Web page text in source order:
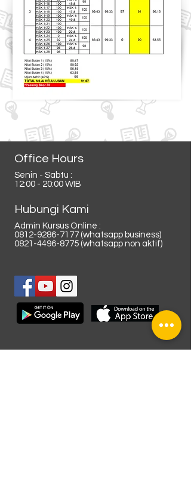
Office Hours
Senin - Sabtu :
12:00 - 20:00 WIB
Hubungi Kami
Admin Kursus Online :
0812-9286-7177 (whatsapp business)
0821-4496-8775 (whatsapp non aktif)